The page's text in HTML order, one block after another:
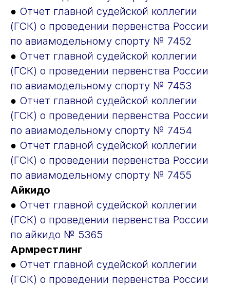
● Отчет главной судейской коллегии
(ГСК) о проведении первенства России
по авиамодельному спорту № 7452
● Отчет главной судейской коллегии
(ГСК) о проведении первенства России
по авиамодельному спорту № 7453
● Отчет главной судейской коллегии
(ГСК) о проведении первенства России
по авиамодельному спорту № 7454
● Отчет главной судейской коллегии
(ГСК) о проведении первенства России
по авиамодельному спорту № 7455
Айкидо
● Отчет главной судейской коллегии
(ГСК) о проведении первенства России
по айкидо № 5365
Армрестлинг
● Отчет главной судейской коллегии
(ГСК) о проведении первенства России